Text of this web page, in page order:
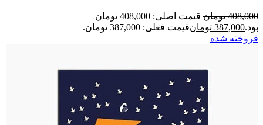
408,000 تومان
قیمت اصلی: 408,000 تومان
بود.387,000 تومانقیمت فعلی: 387,000 تومان.
فروخته شده